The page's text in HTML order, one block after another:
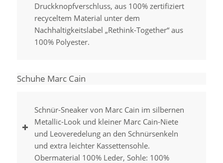
Druckknopfverschluss, aus 100% zertifiziert
recyceltem Material unter dem
Nachhaltigkeitslabel „Rethink-Together“ aus
100% Polyester.
Schuhe Marc Cain
Schnür-Sneaker von Marc Cain im silbernen
Metallic-Look und kleiner Marc Cain-Niete
und Leoveredelung an den Schnürsenkeln
und extra leichter Kassettensohle.
Obermaterial 100% Leder, Sohle: 100%